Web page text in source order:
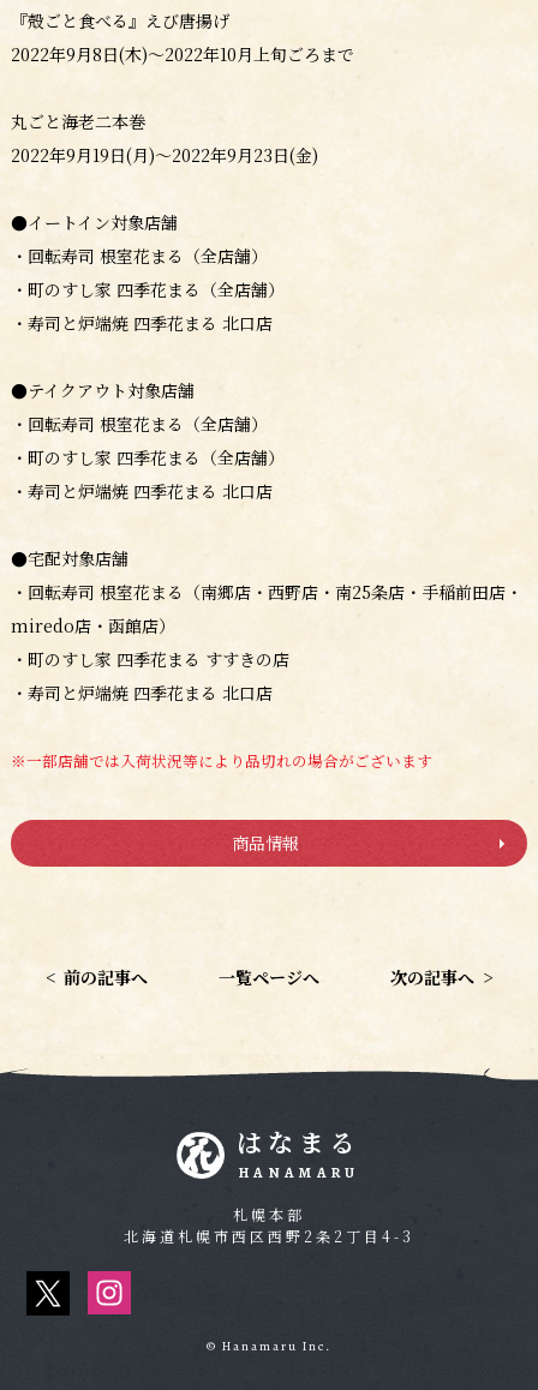
『殻ごと食べる』えび唐揚げ
2022年9月8日(木)～2022年10月上旬ごろまで
丸ごと海老二本巻
2022年9月19日(月)～2022年9月23日(金)
●イートイン対象店舗
・回転寿司 根室花まる（全店舗）
・町のすし家 四季花まる（全店舗）
・寿司と炉端焼 四季花まる 北口店
●テイクアウト対象店舗
・回転寿司 根室花まる（全店舗）
・町のすし家 四季花まる（全店舗）
・寿司と炉端焼 四季花まる 北口店
●宅配対象店舗
・回転寿司 根室花まる（南郷店・西野店・南25条店・手稲前田店・
miredo店・函館店）
・町のすし家 四季花まる すすきの店
・寿司と炉端焼 四季花まる 北口店
※一部店舗では入荷状況等により品切れの場合がございます
商品情報
< 前の記事へ 一覧ページへ 次の記事へ >
はなまる
HANAMARU
札幌本部
北海道札幌市西区西野2条2丁目4-3
© Hanamaru Inc.